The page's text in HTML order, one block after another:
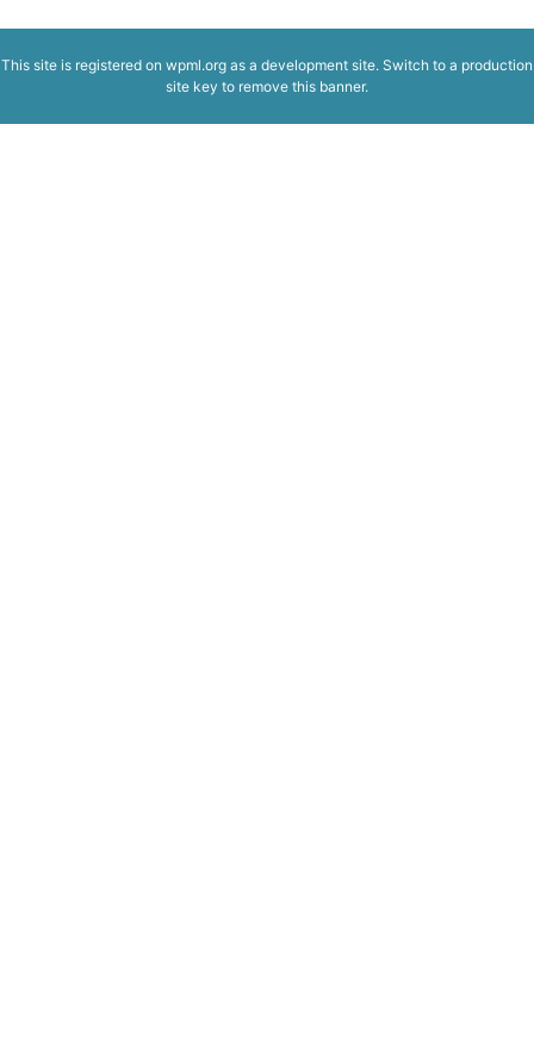
This site is registered on wpml.org as a development site. Switch to a production
site key to remove this banner.